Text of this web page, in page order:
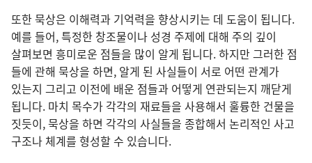
또한 묵상은 이해력과 기억력을 향상시키는 데 도움이 됩니다.
예를 들어, 특정한 창조물이나 성경 주제에 대해 주의 깊이
살펴보면 흥미로운 점들을 많이 알게 됩니다. 하지만 그러한 점
들에 관해 묵상을 하면, 알게 된 사실들이 서로 어떤 관계가
있는지 그리고 이전에 배운 점들과 어떻게 연관되는지 깨닫게
됩니다. 마치 목수가 각각의 재료들을 사용해서 훌륭한 건물을
짓듯이, 묵상을 하면 각각의 사실들을 종합해서 논리적인 사고
구조나 체계를 형성할 수 있습니다.